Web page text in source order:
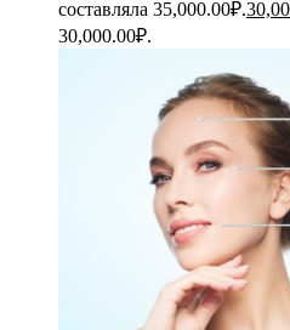
составляла 35,000.00₽.
30,000.00₽.